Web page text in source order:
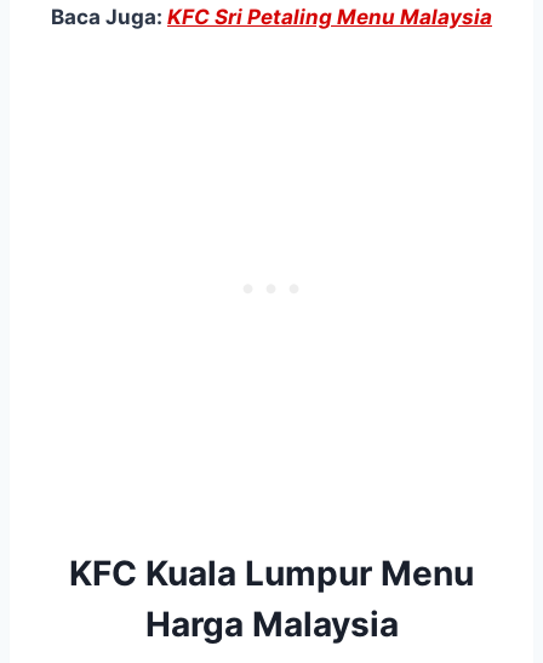
Baca Juga: KFC Sri Petaling Menu Malaysia
KFC Kuala Lumpur Menu
Harga Malaysia